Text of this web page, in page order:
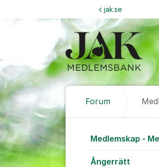
jak.se
Forum
Medlemskap -
Ångerrätt